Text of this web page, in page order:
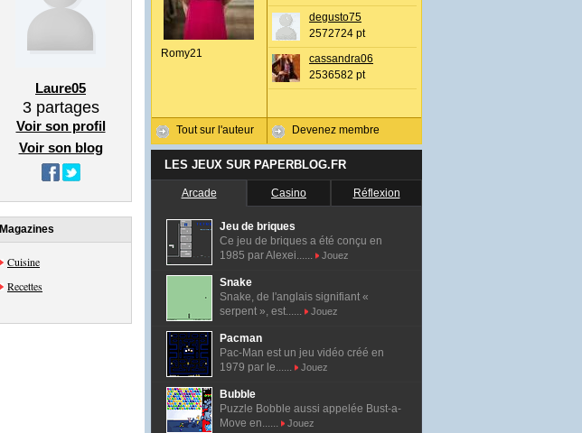
Laure05
3partages
Voir son profil
Voir son blog
Magazines
Cuisine
Recettes
Romy21
Tout sur l'auteur
degusto75
2572724 pt
cassandra06
2536582 pt
Devenez membre
LES JEUX SUR PAPERBLOG.FR
Arcade Casino Réflexion
Jeu de briques
Ce jeu de briques a été conçu en
1985 par Alexei......
Jouez
Snake
Snake, de l'anglais signifiant «
serpent », est......
Jouez
Pacman
Pac-Man est un jeu vidéo créé en
1979 par le......
Jouez
Bubble
Puzzle Bobble aussi appelée Bust-a-
Move en......
Jouez